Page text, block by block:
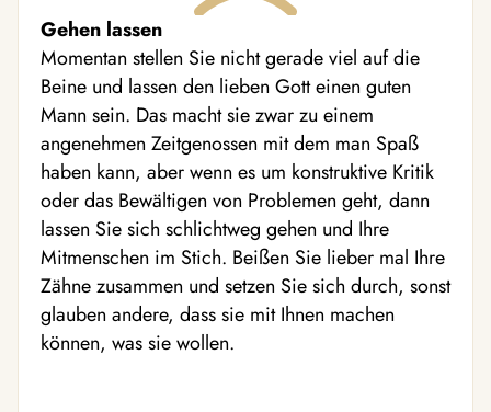
Gehen lassen
Momentan stellen Sie nicht gerade viel auf die
Beine und lassen den lieben Gott einen guten
Mann sein. Das macht sie zwar zu einem
angenehmen Zeitgenossen mit dem man Spaß
haben kann, aber wenn es um konstruktive Kritik
oder das Bewältigen von Problemen geht, dann
lassen Sie sich schlichtweg gehen und Ihre
Mitmenschen im Stich. Beißen Sie lieber mal Ihre
Zähne zusammen und setzen Sie sich durch, sonst
glauben andere, dass sie mit Ihnen machen
können, was sie wollen.